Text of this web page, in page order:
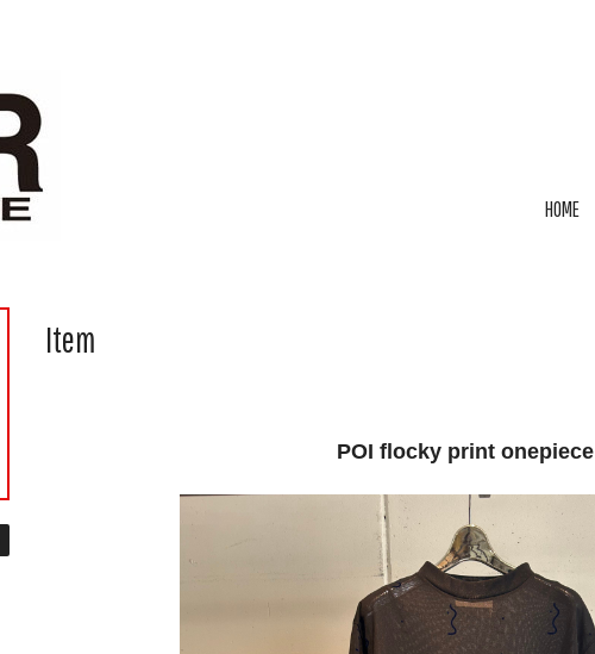
HOME
Item
POI flocky print onepiece